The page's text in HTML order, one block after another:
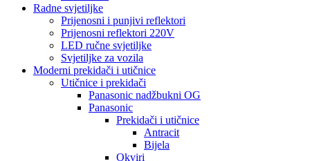
Radne svjetiljke
Prijenosni i punjivi reflektori
Prijenosni reflektori 220V
LED ručne svjetiljke
Svjetiljke za vozila
Moderni prekidači i utičnice
Utičnice i prekidači
Panasonic nadžbukni OG
Panasonic
Prekidači i utičnice
Antracit
Bijela
Okviri